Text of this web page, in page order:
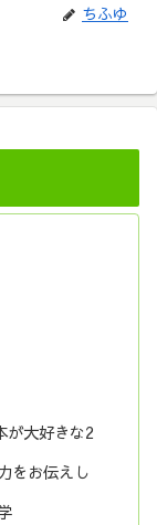
ちふゆ
が大好きな2
をお伝えし